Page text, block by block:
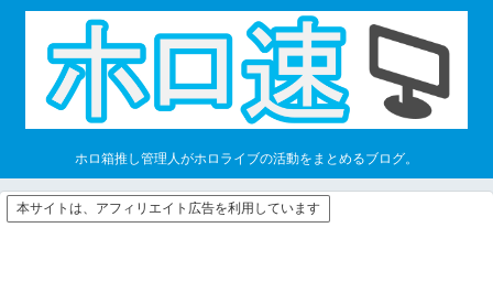
ホロ箱推し管理人がホロライブの活動をまとめるブログ。
本サイトは、アフィリエイト広告を利用しています